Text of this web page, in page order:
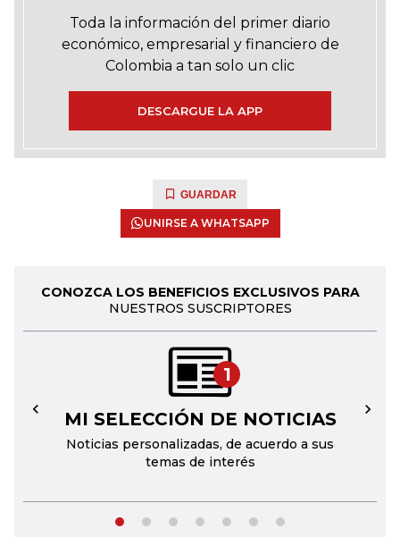
Toda la información del primer diario
económico, empresarial y financiero de
Colombia a tan solo un clic
DESCARGUE LA APP
GUARDAR
UNIRSE A WHATSAPP
CONOZCA LOS BENEFICIOS EXCLUSIVOS PARA
NUESTROS SUSCRIPTORES
1
MI SELECCIÓN DE NOTICIAS
Noticias personalizadas, de acuerdo a sus
temas de interés
← →